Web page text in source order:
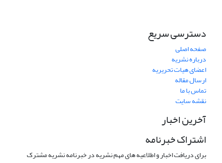
دسترسی سریع
صفحه اصلی
درباره نشریه
اعضای هیات تحریریه
ارسال مقاله
تماس با ما
نقشه سایت
آخرین اخبار
اشتراک خبرنامه
برای دریافت اخبار و اطلاعیه های مهم نشریه در خبرنامه نشریه مشترک